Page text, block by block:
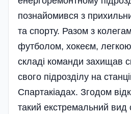
познайомився з
та спорту. Разом з
футболом, хокеєм,
складі команди захищав
свого підрозділу на
Спартакіадах. Згодом
такий екстремальний вид